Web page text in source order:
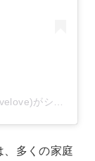
すまいる業務スーパーマニア(@smile39lovelove)がシェアした投稿
多くの家庭